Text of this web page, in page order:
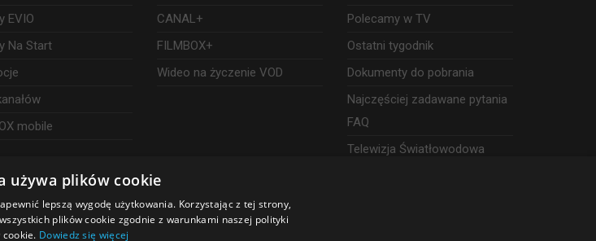
EVIO
Na Start
mobile
CANAL+
FILMBOX+
Wideo na życzenie VOD
Polecamy w TV
Ostatni tygodnik
Dokumenty do pobrania
Najczęściej zadawane pytania
FAQ
Telewizja Światłowodowa
używa plików cookie
lepszą wygodę użytkowania. Korzystając z tej strony,
plików cookie zgodnie z warunkami naszej polityki
cookie. Dowiedz się więcej